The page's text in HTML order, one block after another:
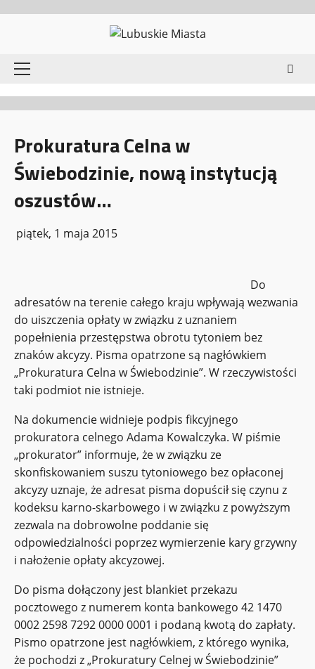
Menu
główne
Prokuratura Celna w
Świebodzinie, nową instytucją
oszustów…
piątek, 1 maja 2015
Do
adresatów na terenie całego kraju wpływają wezwania
do uiszczenia opłaty w związku z uznaniem
popełnienia przestępstwa obrotu tytoniem bez
znaków akcyzy. Pisma opatrzone są nagłówkiem
„Prokuratura Celna w Świebodzinie”. W rzeczywistości
taki podmiot nie istnieje.
Na dokumencie widnieje podpis fikcyjnego
prokuratora celnego Adama Kowalczyka. W piśmie
„prokurator” informuje, że w związku ze
skonfiskowaniem suszu tytoniowego bez opłaconej
akcyzy uznaje, że adresat pisma dopuścił się czynu z
kodeksu karno-skarbowego i w związku z powyższym
zezwala na dobrowolne poddanie się
odpowiedzialności poprzez wymierzenie kary grzywny
i nałożenie opłaty akcyzowej.
Do pisma dołączony jest blankiet przekazu
pocztowego z numerem konta bankowego 42 1470
0002 2598 7292 0000 0001 i podaną kwotą do zapłaty.
Pismo opatrzone jest nagłówkiem, z którego wynika,
że pochodzi z „Prokuratury Celnej w Świebodzinie”